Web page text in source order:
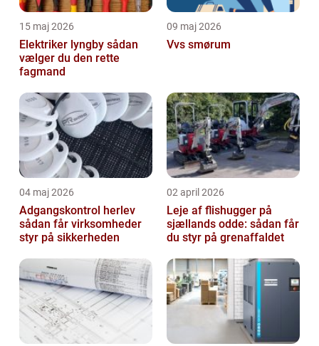
15 maj 2026
Elektriker lyngby sådan
vælger du den rette
fagmand
09 maj 2026
Vvs smørum
04 maj 2026
Adgangskontrol herlev
sådan får virksomheder
styr på sikkerheden
02 april 2026
Leje af flishugger på
sjællands odde: sådan får
du styr på grenaffaldet